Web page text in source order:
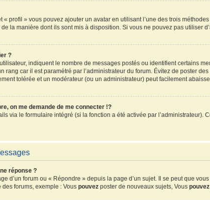
« profil » vous pouvez ajouter un avatar en utilisant l’une des trois
la manière dont ils sont mis à disposition. Si vous ne pouvez pas utiliser
?
indiquent le nombre de messages postés ou identifient certains
rang car il est paramétré par l’administrateur du forum. Évitez de poster
tolérée et un modérateur (ou un administrateur) peut facilement
on me demande de me connecter !?
via le formulaire intégré (si la fonction a été activée par
réponse ?
d’un forum ou « Répondre » depuis la page d’un sujet. Il se peut que
forums, exemple : Vouspouvez poster de nouveaux sujets, Vouspouvez